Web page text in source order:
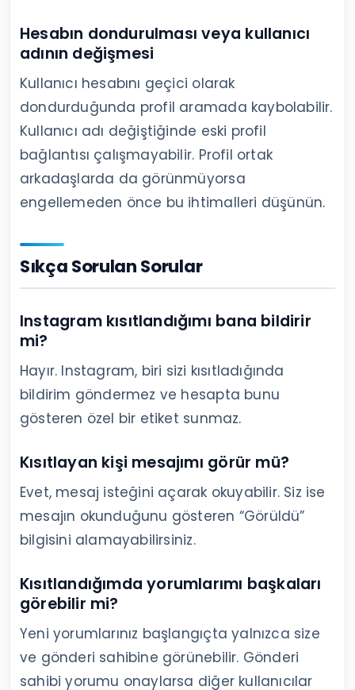
Hesabın dondurulması veya kullanıcı
adının değişmesi
Kullanıcı hesabını geçici olarak
dondurduğunda profil aramada kaybolabilir.
Kullanıcı adı değiştiğinde eski profil
bağlantısı çalışmayabilir. Profil ortak
arkadaşlarda da görünmüyorsa
engellemeden önce bu ihtimalleri düşünün.
Sıkça Sorulan Sorular
Instagram kısıtlandığımı bana bildirir
mi?
Hayır. Instagram, biri sizi kısıtladığında
bildirim göndermez ve hesapta bunu
gösteren özel bir etiket sunmaz.
Kısıtlayan kişi mesajımı görür mü?
Evet, mesaj isteğini açarak okuyabilir. Siz ise
mesajın okunduğunu gösteren “Görüldü”
bilgisini alamayabilirsiniz.
Kısıtlandığımda yorumlarımı başkaları
görebilir mi?
Yeni yorumlarınız başlangıçta yalnızca size
ve gönderi sahibine görünebilir. Gönderi
sahibi yorumu onaylarsa diğer kullanıcılar